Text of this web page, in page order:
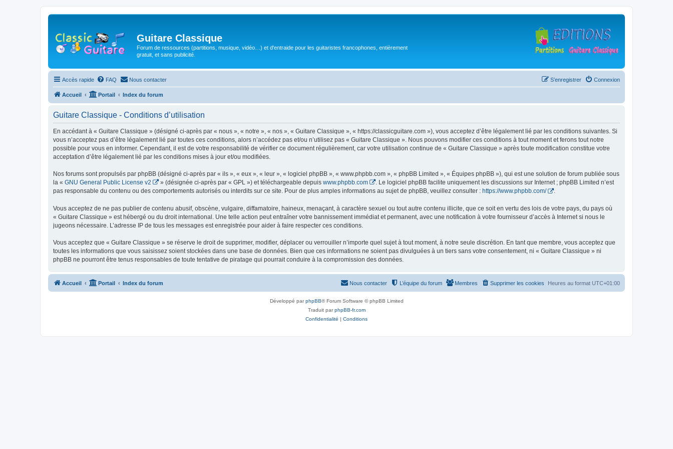
Guitare Classique
Forum de ressources (partitions, musique, vidéo…) et d'entraide pour les guitaristes francophones, entièrement
gratuit, et sans publicité.
Accès rapide FAQ Nous contacter Connexion
S’enregistrer
Accueil Portail Index du forum
Guitare Classique - Conditions d’utilisation
En accédant à « Guitare Classique » (désigné ci-après par « nous », « notre », « nos », « Guitare Classique », « https://classicguitare.com »), vous acceptez d’être légalement lié par les conditions suivantes. Si
vous n’acceptez pas d’être légalement lié par toutes ces conditions, alors n’accédez pas et/ou n’utilisez pas « Guitare Classique ». Nous pouvons modifier ces conditions à tout moment et ferons tout notre
possible pour vous en informer. Cependant, il est de votre responsabilité de vérifier ce document régulièrement, car votre utilisation continue de « Guitare Classique » après toute modification constitue votre
acceptation d’être légalement lié par les conditions mises à jour et/ou modifiées.
Nos forums sont propulsés par phpBB (désigné ci-après par « ils », « eux », « leur », « logiciel phpBB », « www.phpbb.com », « phpBB Limited », « Équipes phpBB »), qui est une solution de forum publiée sous
la « GNU General Public License v2 » (désignée ci-après par « GPL ») et téléchargeable depuis www.phpbb.com
. Le logiciel phpBB facilite uniquement les discussions sur Internet ; phpBB Limited n’est
pas responsable du contenu ou des comportements autorisés ou interdits sur ce site. Pour de plus amples informations au sujet de phpBB, veuillez consulter : https://www.phpbb.com/ .
Vous acceptez de ne pas publier de contenu abusif, obscène, vulgaire, diffamatoire, haineux, menaçant, à caractère sexuel ou tout autre contenu illicite, que ce soit en vertu des lois de votre pays, du pays où
« Guitare Classique » est hébergé ou du droit international. Une telle action peut entraîner votre bannissement immédiat et permanent, avec une notification à votre fournisseur d’accès à Internet si nous le
jugeons nécessaire. L’adresse IP de tous les messages est enregistrée pour aider à faire respecter ces conditions.
Vous acceptez que « Guitare Classique » se réserve le droit de supprimer, modifier, déplacer ou verrouiller n’importe quel sujet à tout moment, à notre seule discrétion. En tant que membre, vous acceptez que
toutes les informations que vous saisissez soient stockées dans une base de données. Bien que ces informations ne soient pas divulguées à un tiers sans votre consentement, ni « Guitare Classique » ni
phpBB ne pourront être tenus responsables de toute tentative de piratage qui pourrait conduire à la compromission des données.
Accueil Portail Index du forum Heures au format UTC+01:00
Supprimer les cookies
Membres
L’équipe du forum
Nous contacter
Développé parphpBB® Forum Software © phpBB Limited
Traduit parphpBB-fr.com
Confidentialité | Conditions